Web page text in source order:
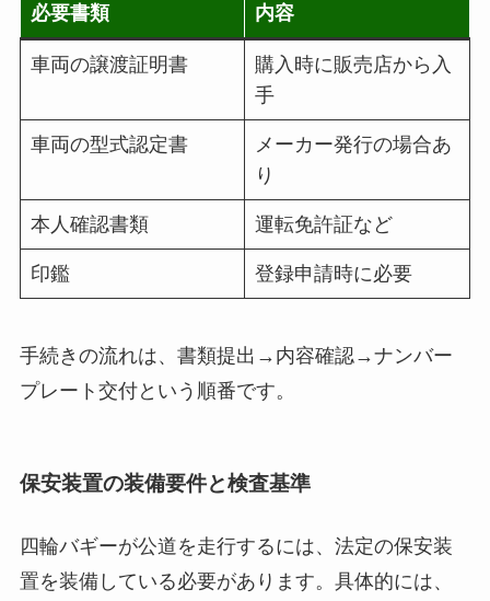
必要書類 内容
車両の譲渡証明書
購入時に販売店から入
手
車両の型式認定書
メーカー発行の場合あ
り
本人確認書類 運転免許証など
印鑑 登録申請時に必要
手続きの流れは、書類提出→内容確認→ナンバー
プレート交付という順番です。
保安装置の装備要件と検査基準
四輪バギーが公道を走行するには、法定の保安装
置を装備している必要があります。具体的には、